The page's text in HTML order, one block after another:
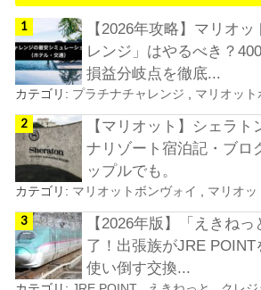
【2026年攻略】マリオ
レンジ」はやるべき？
損益分岐点を徹底...
カテゴリ: プラチナチャレンジ , マリオット
【マリオット】シェラ
ナリゾート宿泊記・ブロ
ップルでも。
カテゴリ: マリオットボンヴォイ , マリオ
【2026年版】「えきね
了！出張族がJRE POINT
使い倒す交換...